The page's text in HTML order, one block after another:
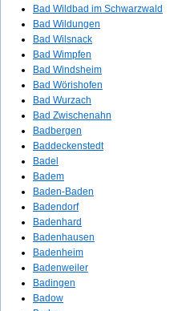
Bad Wildbad im Schwarzwald
Bad Wildungen
Bad Wilsnack
Bad Wimpfen
Bad Windsheim
Bad Wörishofen
Bad Wurzach
Bad Zwischenahn
Badbergen
Baddeckenstedt
Badel
Badem
Baden-Baden
Badendorf
Badenhard
Badenhausen
Badenheim
Badenweiler
Badingen
Badow